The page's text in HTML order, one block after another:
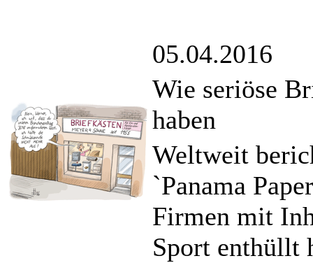
05.04.2016
Wie seriöse
haben
Weltweit
`Panama
Firmen mit
Sport enthüllt